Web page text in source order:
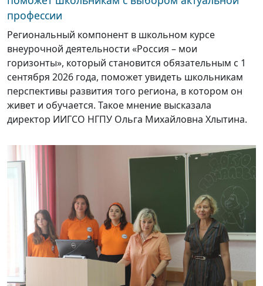
профессии
Региональный компонент в школьном курсе
внеурочной деятельности «Россия – мои
горизонты», который становится обязательным с 1
сентября 2026 года, поможет увидеть школьникам
перспективы развития того региона, в котором он
живет и обучается. Такое мнение высказала
директор ИИГСО НГПУ Ольга Михайловна Хлытина.